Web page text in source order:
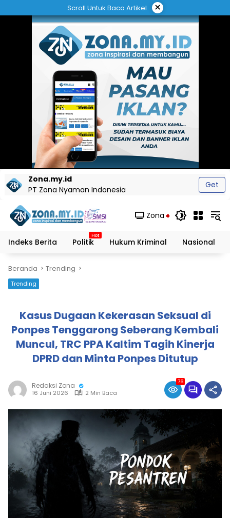
ke
Scroll Untuk Baca Artikel ×
Zona.my.id
PT Zona Nyaman Indonesia
Get
Zona
Indeks Berita Politik Hukum Kriminal Nasional
Beranda Trending
Trending
Kasus Dugaan Kekerasan Seksual di
Ponpes Tenggarong Seberang Kembali
Muncul, TRC PPA Kaltim Tagih Kinerja
DPRD dan Minta Ponpes Ditutup
Redaksi Zona
16 Juni 2026 2 Min Baca
76